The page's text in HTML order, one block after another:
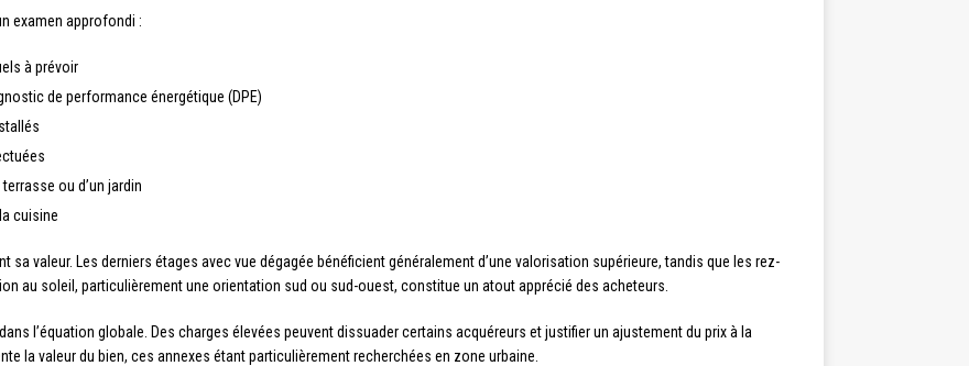
examen approfondi :
à prévoir
de performance énergétique (DPE)
ou d’un jardin
cuisine
sa valeur. Les derniers étages avec vue dégagée bénéficient généralement d’une valorisation supérieure, tandis que les rez-
au soleil, particulièrement une orientation sud ou sud-ouest, constitue un atout apprécié des acheteurs.
l’équation globale. Des charges élevées peuvent dissuader certains acquéreurs et justifier un ajustement du prix à la
la valeur du bien, ces annexes étant particulièrement recherchées en zone urbaine.